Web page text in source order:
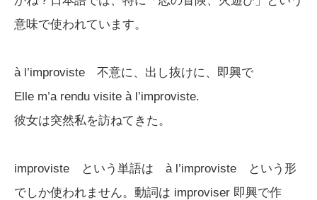
意味で使われています。
à l’improviste 不意に、出し抜けに、即興で
Elle m’a rendu visite à l’improviste.
彼女は突然私を訪ねてきた。
improviste という単語は à l’improviste という形
でしか使われません。動詞は improviser 即興で作